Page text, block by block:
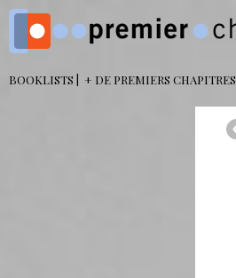
BOOKLISTS + DE PREMIERS CHAPITRES